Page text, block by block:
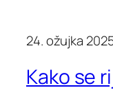
24. ožujka
Kako se